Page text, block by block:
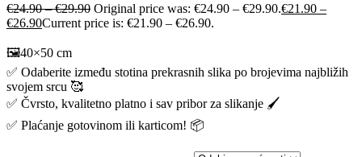
€24.90–€29.90 Original price was: €24.90 – €29.90.€21.90 –
€26.90Current price is: €21.90 – €26.90.
🖼️40×50 cm
✅ Odaberite između stotina prekrasnih slika po brojevima najbližih
svojem srcu 🥰
✅ Čvrsto, kvalitetno platno i sav pribor za slikanje 🖌️
✅ Plaćanje gotovinom ili karticom! 📦